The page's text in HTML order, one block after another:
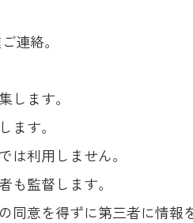
連絡。
します。
ます。
は利用しません。
も監督します。
意を得ずに第三者に情報